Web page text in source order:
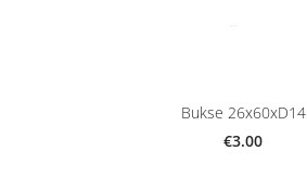
Bukse 26x60xD14
€3.00